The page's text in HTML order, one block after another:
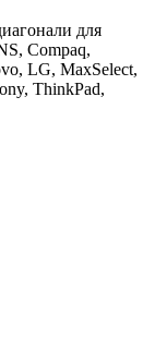
для
Compaq,
LG, MaxSelect,
ThinkPad,